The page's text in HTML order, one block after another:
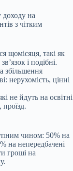
доходу на
з чітким
щомісяця, такі як
і подібні.
збільшення
нерухомість, цінні
не йдуть на освітні
проїзд.
чином: 50% на
на непередбачені
гроші на